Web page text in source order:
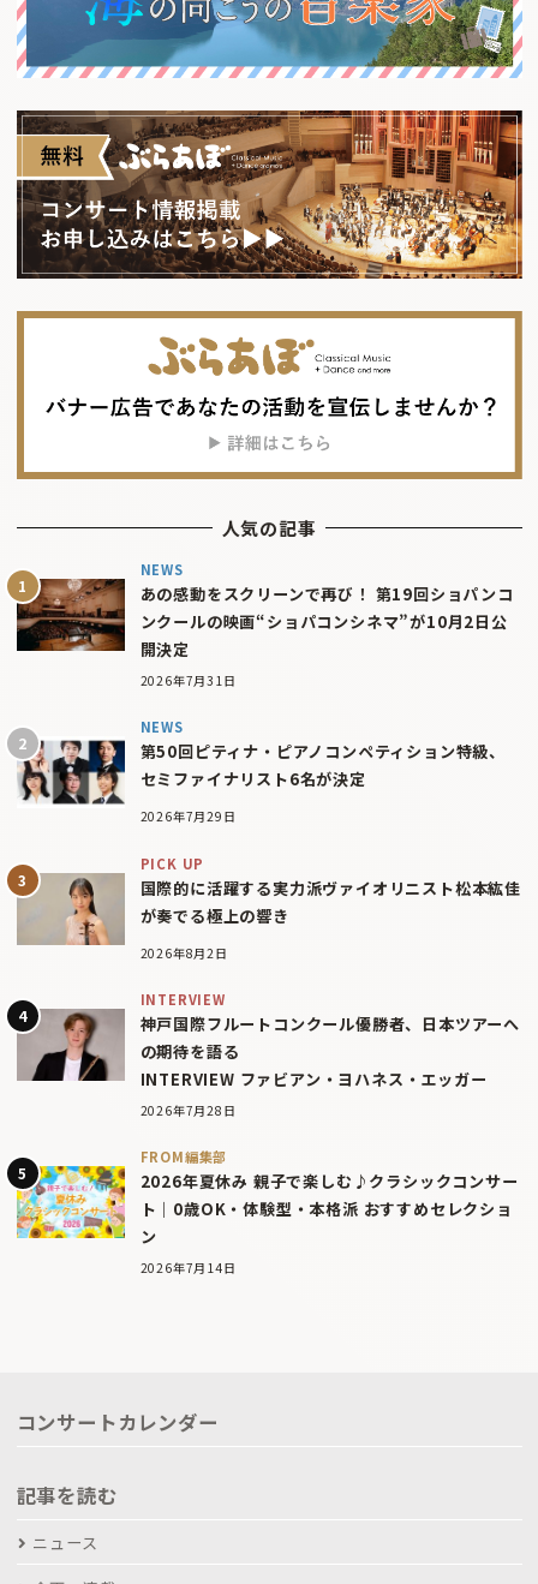
人気の記事
NEWS
あの感動をスクリーンで再び！ 第19回ショパンコ
ンクールの映画“ショパコンシネマ”が10月2日公
開決定
2026年7月31日
NEWS
第50回ピティナ・ピアノコンペティション特級、
セミファイナリスト6名が決定
2026年7月29日
PICK UP
国際的に活躍する実力派ヴァイオリニスト松本紘佳
が奏でる極上の響き
2026年8月2日
INTERVIEW
神戸国際フルートコンクール優勝者、日本ツアーへ
の期待を語る
INTERVIEW ファビアン・ヨハネス・エッガー
2026年7月28日
FROM編集部
2026年夏休み 親子で楽しむ♪クラシックコンサー
ト｜0歳OK・体験型・本格派 おすすめセレクショ
ン
2026年7月14日
コンサートカレンダー
記事を読む
ニュース